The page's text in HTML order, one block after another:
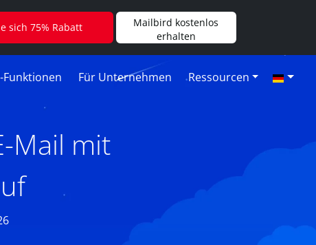
Funktionen Für Unternehmen Ressourcen
Mail mit
sich 75% Rabatt
Mailbird kostenlos
erhalten